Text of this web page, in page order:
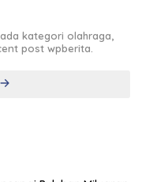
kategori olahraga,
post wpberita.